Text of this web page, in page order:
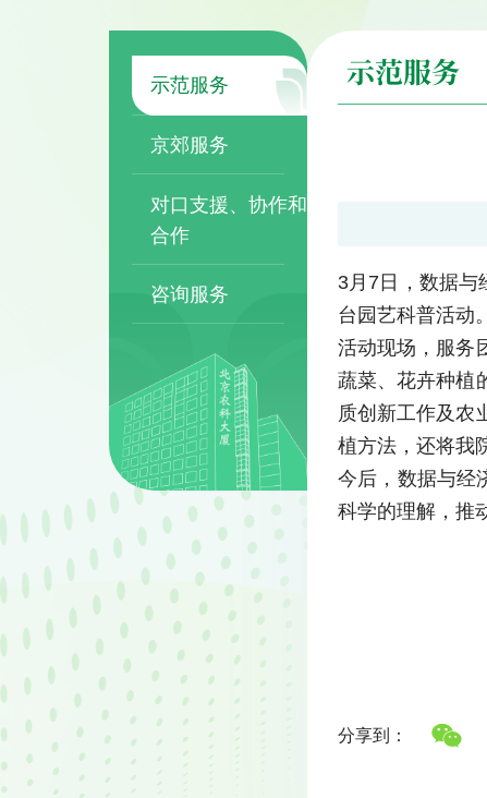
示范服务
京郊服务
对口支援、协作和
合作
咨询服务
示范服务
3月7日，数据与
台园艺科普活动。
活动现场，服务
蔬菜、花卉种植
质创新工作及农
植方法，还将我
今后，数据与经
科学的理解，推
分享到：